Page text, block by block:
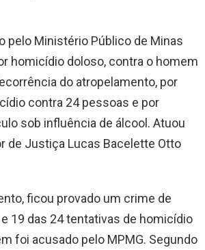
pelo Ministério Público de Minas
homicídio doloso, contra o homem
do atropelamento, por
contra 24 pessoas e por
sob influência de álcool. Atuou
de Justiça Lucas Bacelette Otto
ficou provado um crime de
19 das 24 tentativas de homicídio
foi acusado pelo MPMG. Segundo